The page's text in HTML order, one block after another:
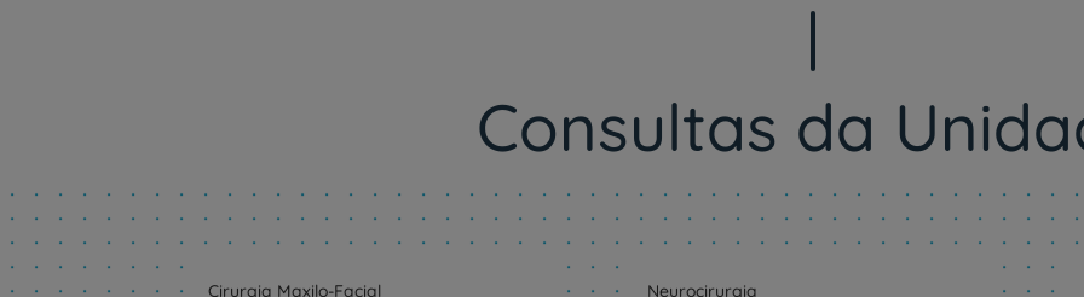
Consultas da
Cirurgia Maxilo-Facial Neurocirurgia